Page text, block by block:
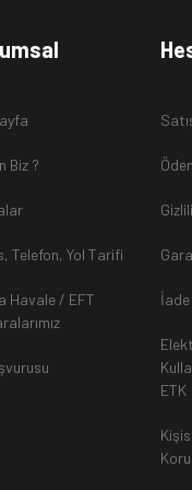
almış
"Gönderici Ödemeli”
incelemelerin
On (10) iş günü”
yükümlülüğüne
Biz ?
Telefon, Yol Tarifi
Havale / EFT
İade
ETK